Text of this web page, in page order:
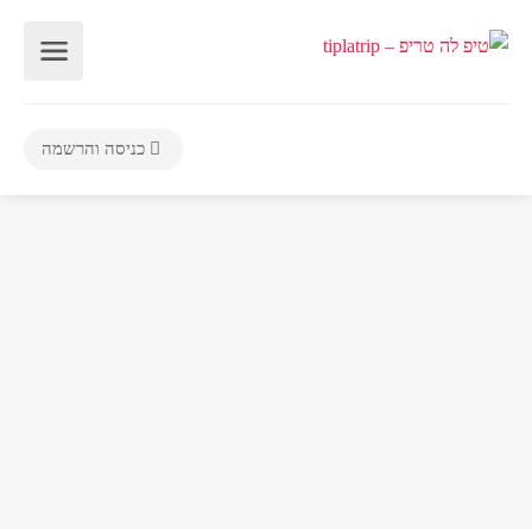
כניסה והרשמה